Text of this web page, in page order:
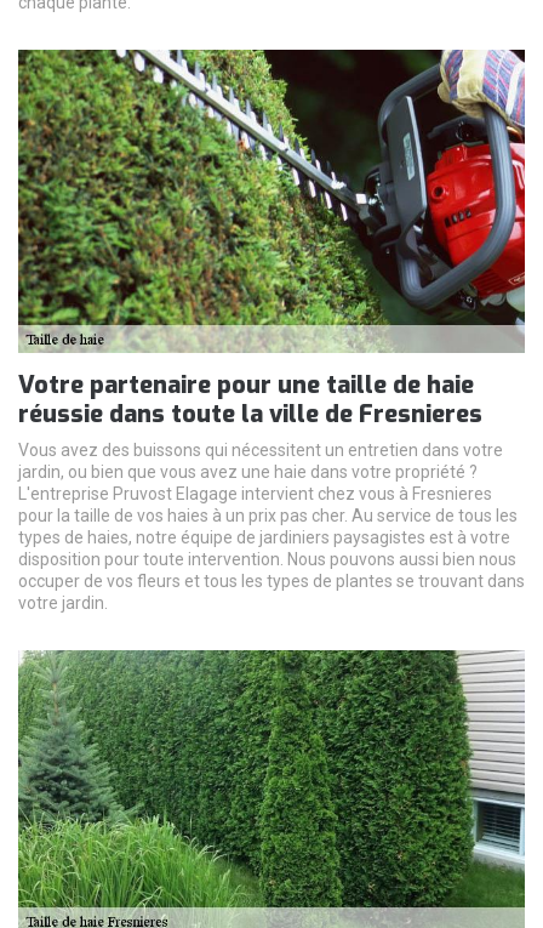
Votre partenaire pour une taille de haie
réussie dans toute la ville de Fresnieres
Vous avez des buissons qui nécessitent un entretien dans votre
jardin, ou bien que vous avez une haie dans votre propriété ?
L'entreprise Pruvost Elagage intervient chez vous à Fresnieres
pour la taille de vos haies à un prix pas cher. Au service de tous les
types de haies, notre équipe de jardiniers paysagistes est à votre
disposition pour toute intervention. Nous pouvons aussi bien nous
occuper de vos fleurs et tous les types de plantes se trouvant dans
votre jardin.